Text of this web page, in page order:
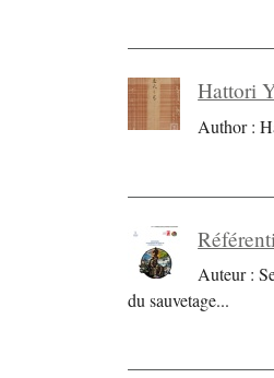
Hattori
Author :
Auteur :
du sauvetage...